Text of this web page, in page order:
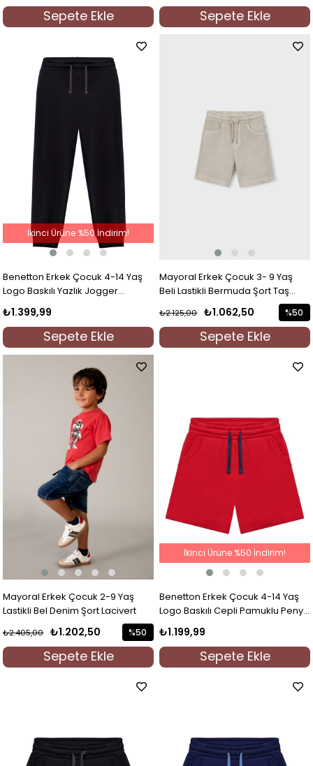
Sepete Ekle Sepete Ekle
Benetton Erkek Çocuk 4-14 Yaş
Logo Baskılı Yazlık Jogger
₺1.399,99
Sepete Ekle
İkinci Ürüne %50 İndirim!
Mayoral Erkek Çocuk 3- 9 Yaş
Beli Lastikli Bermuda Şort Taş
₺1.062,50
₺2.125,00
Sepete Ekle
%50
İndirim
Mayoral Erkek Çocuk 2-9 Yaş
Lastikli Bel Denim Şort Lacivert
₺1.202,50
₺2.405,00
Sepete Ekle
%50
İndirim
%50İndirim
Benetton Erkek Çocuk 4-14 Yaş
Logo Baskılı Cepli Pamuklu Penye
Şort Kırmızı
₺1.199,99
Sepete Ekle
İkinci Ürüne %50 İndirim!